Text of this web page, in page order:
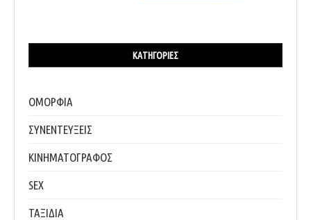
ΚΑΤΗΓΟΡΊΕΣ
ΟΜΟΡΦΙΑ
ΣΥΝΕΝΤΕΥΞΕΙΣ
ΚΙΝΗΜΑΤΟΓΡΑΦΟΣ
SEX
ΤΑΞΙΔΙΑ